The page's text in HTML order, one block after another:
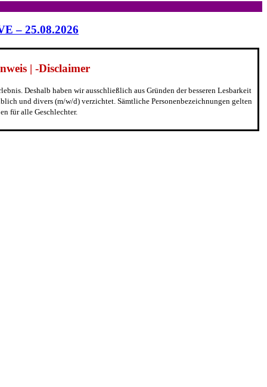
– 25.08.2026
| -Disclaimer
Deshalb haben wir ausschließlich aus Gründen der besseren Lesbarkeit
und divers (m/w/d) verzichtet. Sämtliche Personenbezeichnungen gelten
für alle Geschlechter.